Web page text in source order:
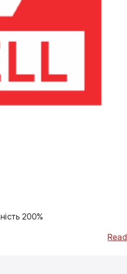
200%
Read